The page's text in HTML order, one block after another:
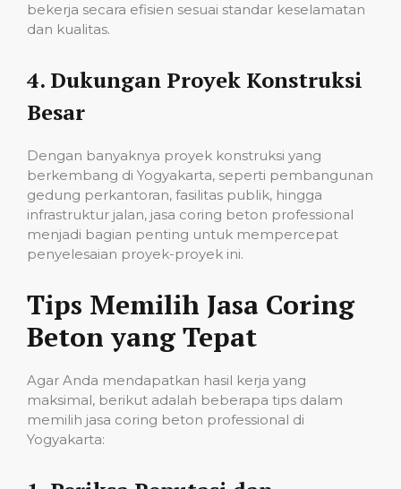
bekerja secara efisien sesuai standar keselamatan
dan kualitas.
4. Dukungan Proyek Konstruksi
Besar
Dengan banyaknya proyek konstruksi yang
berkembang di Yogyakarta, seperti pembangunan
gedung perkantoran, fasilitas publik, hingga
infrastruktur jalan, jasa coring beton professional
menjadi bagian penting untuk mempercepat
penyelesaian proyek-proyek ini.
Tips Memilih Jasa Coring
Beton yang Tepat
Agar Anda mendapatkan hasil kerja yang
maksimal, berikut adalah beberapa tips dalam
memilih jasa coring beton professional di
Yogyakarta: